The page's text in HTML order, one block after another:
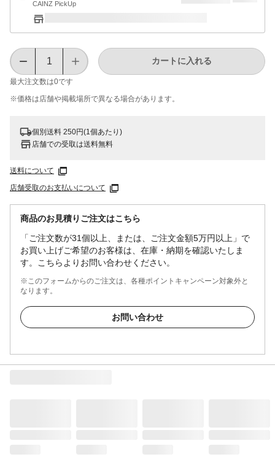
CAINZ PickUp
最大注文数は0です
カートに入れる
※価格は​店舗や​掲載場所で​異なる​場合が​あります。
個別送料 250円(1個あたり)
店舗での受取は送料無料
送料について
店舗受取のお支払いについて
商品のお見積りご注文はこちら
「ご注文数が31個以上、または、ご注文金額5万円以上」で
お買い上げご希望のお客様は、在庫・納期を確認いたしま
す。こちらよりお問い合わせください。
※このフォームからのご注文は、各種ポイントキャンペーン対象外と
なります。
お問い合わせ